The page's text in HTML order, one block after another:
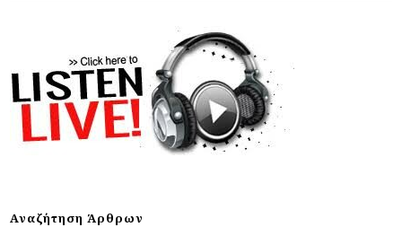
Αναζήτηση Άρθρων